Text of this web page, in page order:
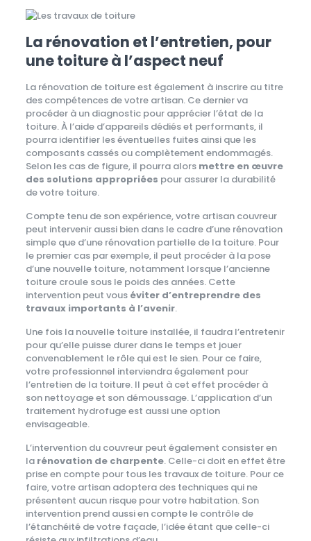
La rénovation et l’entretien, pour
une toiture à l’aspect neuf
La rénovation de toiture est également à inscrire au titre
des compétences de votre artisan. Ce dernier va
procéder à un diagnostic pour apprécier l’état de la
toiture. À l’aide d’appareils dédiés et performants, il
pourra identifier les éventuelles fuites ainsi que les
composants cassés ou complètement endommagés.
Selon les cas de figure, il pourra alors mettre en œuvre
des solutions appropriées pour assurer la durabilité
de votre toiture.
Compte tenu de son expérience, votre artisan couvreur
peut intervenir aussi bien dans le cadre d’une rénovation
simple que d’une rénovation partielle de la toiture. Pour
le premier cas par exemple, il peut procéder à la pose
d’une nouvelle toiture, notamment lorsque l’ancienne
toiture croule sous le poids des années. Cette
intervention peut vous éviter d’entreprendre des
travaux importants à l’avenir.
Une fois la nouvelle toiture installée, il faudra l’entretenir
pour qu’elle puisse durer dans le temps et jouer
convenablement le rôle qui est le sien. Pour ce faire,
votre professionnel interviendra également pour
l’entretien de la toiture. Il peut à cet effet procéder à
son nettoyage et son démoussage. L’application d’un
traitement hydrofuge est aussi une option
envisageable.
L’intervention du couvreur peut également consister en
la rénovation de charpente. Celle-ci doit en effet être
prise en compte pour tous les travaux de toiture. Pour ce
faire, votre artisan adoptera des techniques qui ne
présentent aucun risque pour votre habitation. Son
intervention prend aussi en compte le contrôle de
l’étanchéité de votre façade, l’idée étant que celle-ci